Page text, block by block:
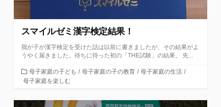
スマイルゼミ漢字検定結果！
我が子が漢字検定を受けた話は以前に書きましたが、その結果がよ
うやく届きました。待ちに待った初の「THE試験」の結果。 先...
カ
テ
リ
母子家庭の子ども / 母子家庭の子の教育 / 母子家庭の生活 /
母子家庭を楽しむ